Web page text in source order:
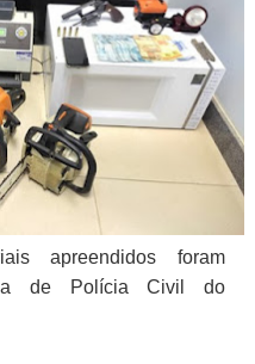
apreendidos foram
de Polícia Civil do